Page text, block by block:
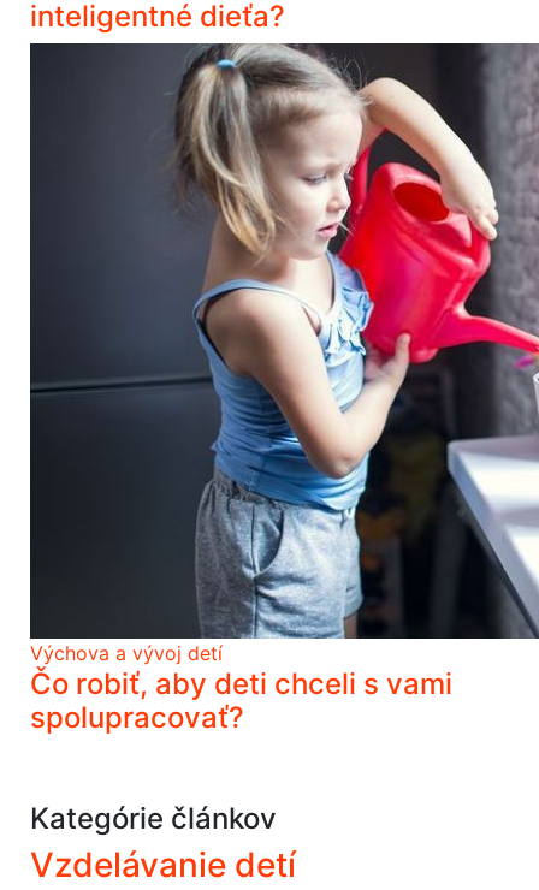
inteligentné dieťa?
Výchova a vývoj detí
Čo robiť, aby deti chceli s vami
spolupracovať?
Kategórie článkov
Vzdelávanie detí